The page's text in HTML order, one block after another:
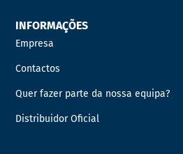
INFORMAÇÕES
Empresa
Contactos
Quer fazer parte da nossa equipa?
Distribuidor Oficial